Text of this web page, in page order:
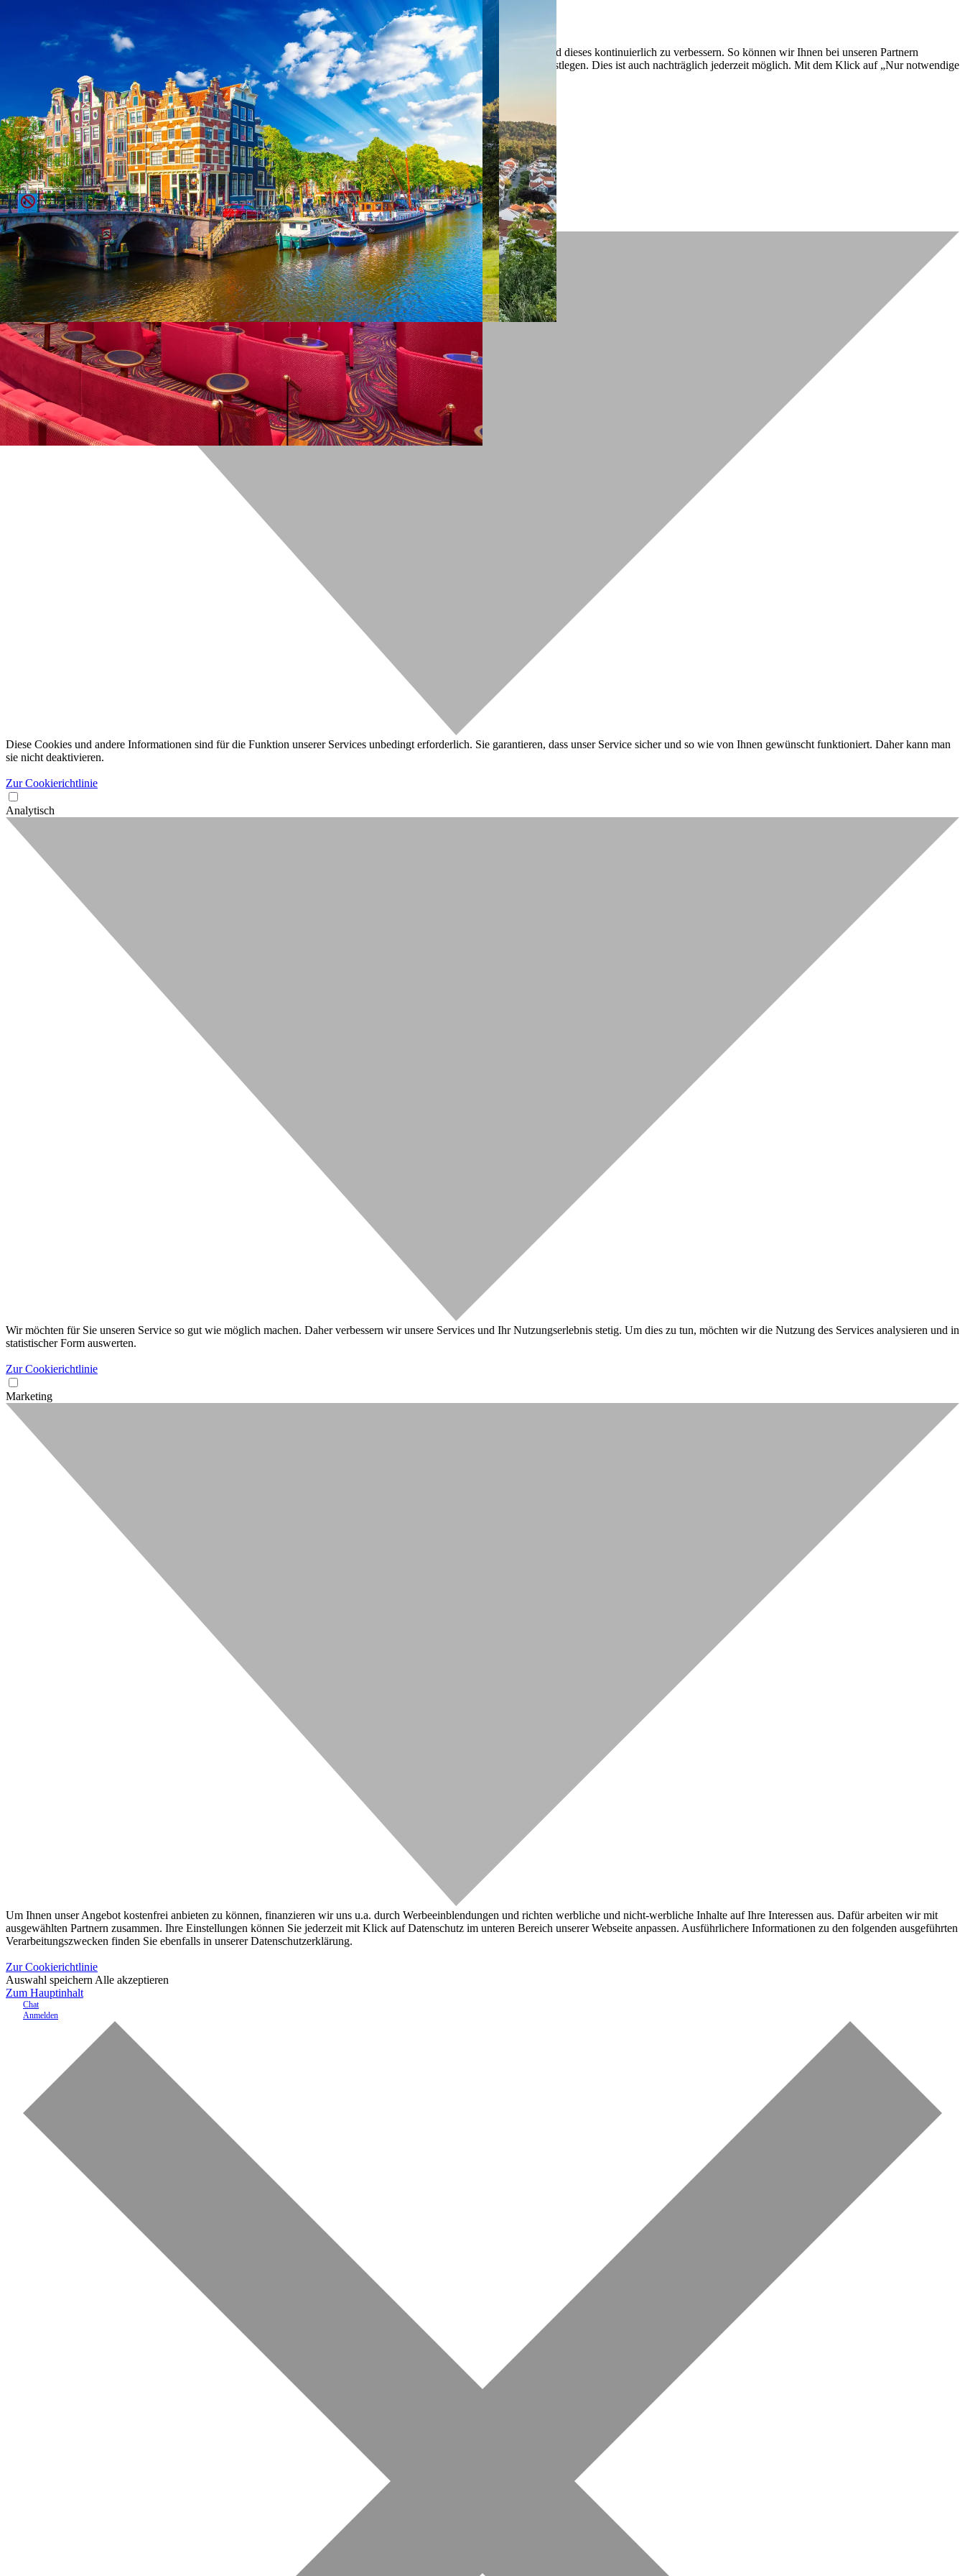
Unvergleichlich lecker
Mit dem Klick auf „geht klar” ermöglichen Sie uns Ihnen über Cookies ein verbessertes Nutzungserlebnis zu servieren und dieses kontinuierlich zu verbessern. So können wir Ihnen bei unseren Partnern
personalisierte Werbung und passende Angebote anzeigen. Über „anpassen” können Sie Ihre persönlichen Präferenzen festlegen. Dies ist auch nachträglich jederzeit möglich. Mit dem Klick auf „Nur notwendige
Cookies” werden lediglich technisch notwendige Cookies gespeichert.
Geht klar
Datenschutzerklärung
Cookierichtlinie Impressum
« zurück
Ihre Cookie-Präferenzen verwalten
Wählen Sie, welche Cookies Sie auf check24.de akzeptieren.
Die Cookierichtlinie finden Sie hier.
Notwendig
Diese Cookies und andere Informationen sind für die Funktion unserer Services unbedingt erforderlich. Sie garantieren, dass unser Service sicher und so wie von Ihnen gewünscht funktioniert. Daher kann man
sie nicht deaktivieren.
Zur Cookierichtlinie
Analytisch
Wir möchten für Sie unseren Service so gut wie möglich machen. Daher verbessern wir unsere Services und Ihr Nutzungserlebnis stetig. Um dies zu tun, möchten wir die Nutzung des Services analysieren und in
statistischer Form auswerten.
Zur Cookierichtlinie
Marketing
Um Ihnen unser Angebot kostenfrei anbieten zu können, finanzieren wir uns u.a. durch Werbeeinblendungen und richten werbliche und nicht-werbliche Inhalte auf Ihre Interessen aus. Dafür arbeiten wir mit
ausgewählten Partnern zusammen. Ihre Einstellungen können Sie jederzeit mit Klick auf Datenschutz im unteren Bereich unserer Webseite anpassen. Ausführlichere Informationen zu den folgenden ausgeführten
Verarbeitungszwecken finden Sie ebenfalls in unserer Datenschutzerklärung.
Zur Cookierichtlinie
Auswahl speichern Alle akzeptieren
Zum Hauptinhalt
Chat
Anmelden